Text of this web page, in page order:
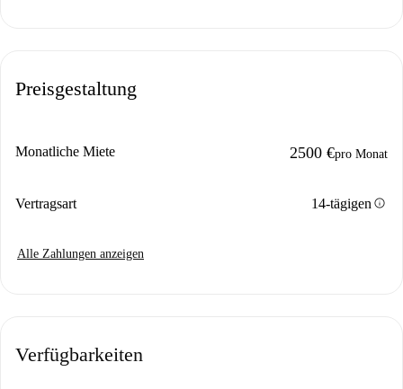
Preisgestaltung
Monatliche Miete 2500 €pro Monat
Vertragsart 14-tägigen info
Alle Zahlungen anzeigen
Verfügbarkeiten